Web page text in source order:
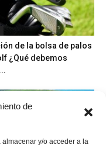
de
y/o acceder a la
de la bolsa de palos
¿Qué debemos